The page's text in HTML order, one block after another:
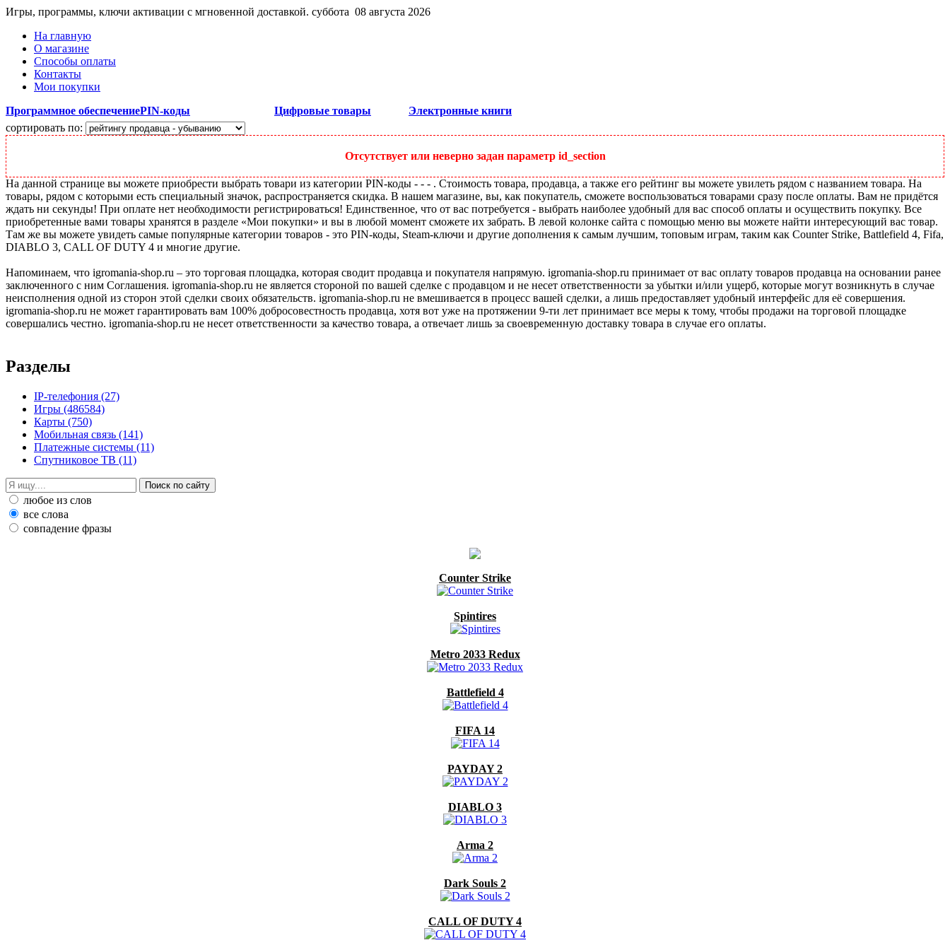
Игры, программы, ключи активации с мгновенной доставкой. суббота 08 августа 2026
На главную
О магазине
Способы оплаты
Контакты
Мои покупки
Программное обеспечениеPIN-коды Цифровые товары
Электронные книги
сортировать по:
Отсутствует или неверно задан параметр id_section
На данной странице вы можете приобрести выбрать товари из категории PIN-коды - - - . Стоимость товара, продавца, а также его рейтинг вы можете увилеть рядом с названием товара. На
товары, рядом с которыми есть специальный значок, распространяется скидка. В нашем магазине, вы, как покупатель, сможете воспользоваться товарами сразу после оплаты. Вам не придётся
ждать ни секунды! При оплате нет необходимости регистрироваться! Единственное, что от вас потребуется - выбрать наиболее удобный для вас способ оплаты и осуществить покупку. Все
приобретенные вами товары хранятся в разделе «Мои покупки» и вы в любой момент сможете их забрать. В левой колонке сайта с помощью меню вы можете найти интересующий вас товар.
Там же вы можете увидеть самые популярные категории товаров - это PIN-коды, Steam-ключи и другие дополнения к самым лучшим, топовым играм, таким как Counter Strike, Battlefield 4, Fifa,
DIABLO 3, CALL OF DUTY 4 и многие другие.
Напоминаем, что igromania-shop.ru – это торговая площадка, которая сводит продавца и покупателя напрямую. igromania-shop.ru принимает от вас оплату товаров продавца на основании ранее
заключенного с ним Соглашения. igromania-shop.ru не является стороной по вашей сделке с продавцом и не несет ответственности за убытки и/или ущерб, которые могут возникнуть в случае
неисполнения одной из сторон этой сделки своих обязательств. igromania-shop.ru не вмешивается в процесс вашей сделки, а лишь предоставляет удобный интерфейс для её совершения.
igromania-shop.ru не может гарантировать вам 100% добросовестность продавца, хотя вот уже на протяжении 9-ти лет принимает все меры к тому, чтобы продажи на торговой площадке
совершались честно. igromania-shop.ru не несет ответственности за качество товара, а отвечает лишь за своевременную доставку товара в случае его оплаты.
Разделы
IP-телефония (27)
Игры (486584)
Карты (750)
Мобильная связь (141)
Платежные системы (11)
Спутниковое ТВ (11)
любое из слов
все слова
совпадение фразы
Counter Strike
Spintires
Metro 2033 Redux
Battlefield 4
FIFA 14
PAYDAY 2
DIABLO 3
Arma 2
Dark Souls 2
CALL OF DUTY 4